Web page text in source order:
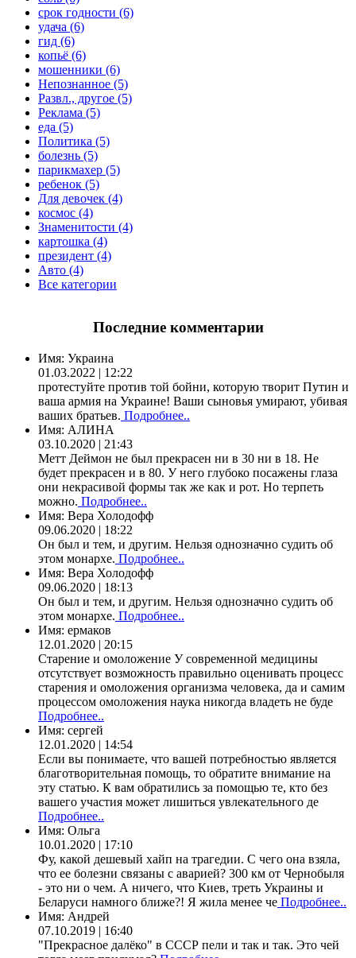
срок годности (6)
удача (6)
гид (6)
копьё (6)
мошенники (6)
Непознанное (5)
Развл., другое (5)
Реклама (5)
еда (5)
Политика (5)
болезнь (5)
парикмахер (5)
ребенок (5)
Для девочек (4)
космос (4)
Знаменитости (4)
картошка (4)
президент (4)
Авто (4)
Все категории
Последние комментарии
Имя: Украина
01.03.2022 | 12:22
протестуйте против той бойни, которую творит Путин и
ваша армия на Украине! Ваши сыновья умирают, убивая
ваших братьев. Подробнее..
Имя: АЛИНА
03.10.2020 | 21:43
Метт Деймон не был прекрасен ни в 30 ни в 18. Не
будет прекрасен и в 80. У него глубоко посажены глаза
они некрасивой формы так же как и рот. Но терпеть
можно. Подробнее..
Имя: Вера Холодофф
09.06.2020 | 18:22
Он был и тем, и другим. Нельзя однозначно судить об
этом монархе. Подробнее..
Имя: Вера Холодофф
09.06.2020 | 18:13
Он был и тем, и другим. Нельзя однозначно судить об
этом монархе. Подробнее..
Имя: ермаков
12.01.2020 | 20:15
Старение и омоложение У современной медицины
отсутствует возможность правильно оценивать процесс
старения и омоложения организма человека, да и самим
процессом омоложения наука никогда владеть не буде
Подробнее..
Имя: сергей
12.01.2020 | 14:54
Если вы понимаете, что вашей потребностью является
благотворительная помощь, то обратите внимание на
эту статью. К вам обратились за помощью те, кто без
вашего участия может лишиться увлекательного де
Подробнее..
Имя: Ольга
10.01.2020 | 17:10
Фу, какой дешевый хайп на трагедии. С чего она взяла,
что ее болезни связаны с аварией? 300 км от Чернобыля
- это ни о чем. А ничего, что Киев, треть Украины и
Беларуси намного ближе?! Я жила менее че Подробнее..
Имя: Андрей
07.10.2019 | 16:40
"Прекрасное далёко" в СССР пели и так и так. Это чей